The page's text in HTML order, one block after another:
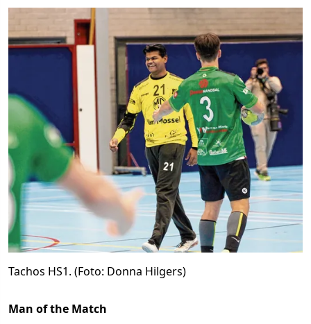
Tachos HS1. (Foto: Donna Hilgers)
Man of the Match